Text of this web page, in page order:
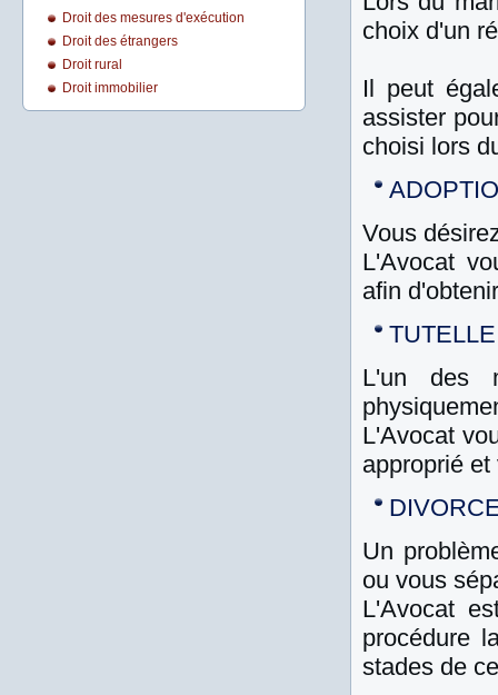
Droit des mesures d'exécution
Droit des étrangers
Droit rural
Droit immobilier
choix d'un
Il peut
assister
choisi lors
Vous
L'Avocat
afin
L'un des
L'Avocat
approprié
Un
ou vous
L'Avocat
procédure
stades de